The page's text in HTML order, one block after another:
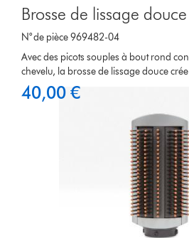
Brosse de lissage douce
N° de pièce 969482-04
Avec des picots souples à bout rond
chevelu, la brosse de lissage douce
40,00 €